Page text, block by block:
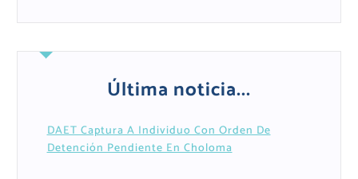
Última noticia...
DAET Captura A Individuo Con Orden De
Detención Pendiente En Choloma